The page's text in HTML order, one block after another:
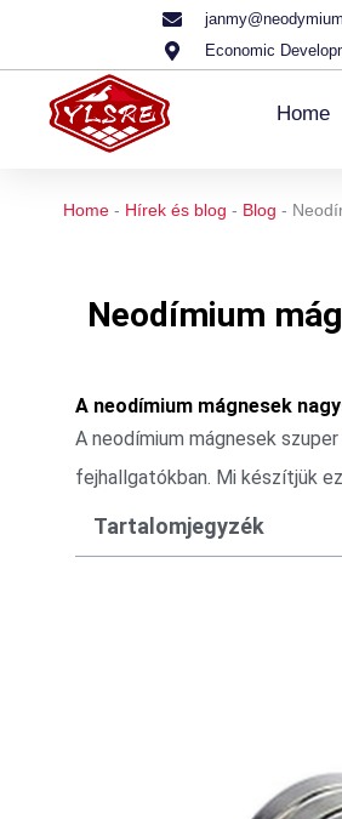
tartalomra
Economic
Home
Home - Hírek és blog - Blog -
Neodímium
A neodímium mágnesek
A neodímium mágnesek
fejhallgatókban. Mi készítjük
Tartalomjegyzék